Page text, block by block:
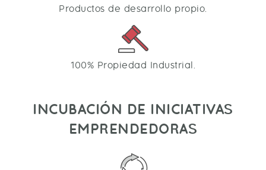
Productos de desarrollo propio.
100% Propiedad Industrial.
INCUBACIÓN DE INICIATIVAS
EMPRENDEDORAS